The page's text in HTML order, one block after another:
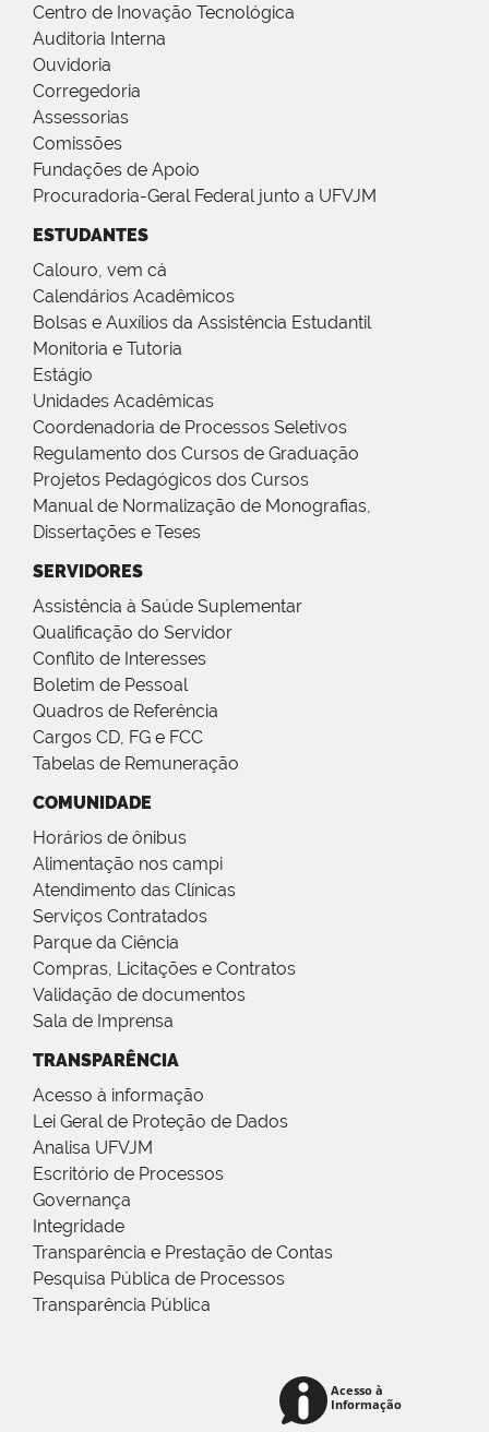
Centro de Inovação Tecnológica
Auditoria Interna
Ouvidoria
Corregedoria
Assessorias
Comissões
Fundações de Apoio
Procuradoria-Geral Federal junto a UFVJM
ESTUDANTES
Calouro, vem cá
Calendários Acadêmicos
Bolsas e Auxílios da Assistência Estudantil
Monitoria e Tutoria
Estágio
Unidades Acadêmicas
Coordenadoria de Processos Seletivos
Regulamento dos Cursos de Graduação
Projetos Pedagógicos dos Cursos
Manual de Normalização de Monografias,
Dissertações e Teses
SERVIDORES
Assistência à Saúde Suplementar
Qualificação do Servidor
Conflito de Interesses
Boletim de Pessoal
Quadros de Referência
Cargos CD, FG e FCC
Tabelas de Remuneração
COMUNIDADE
Horários de ônibus
Alimentação nos campi
Atendimento das Clínicas
Serviços Contratados
Parque da Ciência
Compras, Licitações e Contratos
Validação de documentos
Sala de Imprensa
TRANSPARÊNCIA
Acesso à informação
Lei Geral de Proteção de Dados
Analisa UFVJM
Escritório de Processos
Governança
Integridade
Transparência e Prestação de Contas
Pesquisa Pública de Processos
Transparência Pública